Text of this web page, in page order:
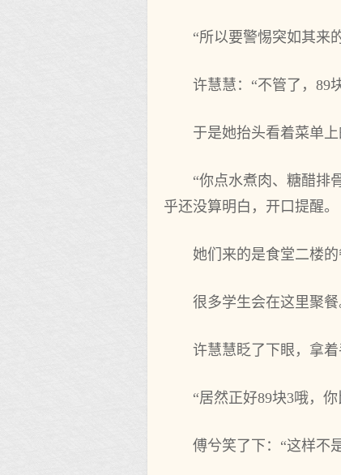
“所以要警惕突如其来
许慧慧：“不管了，89
于是她抬头看着菜单
“你点水煮肉、糖醋排
乎还没算明白，开口提醒。
她们来的是食堂二楼
很多学生会在这里聚餐
许慧慧眨了下眼，拿着
“居然正好89块3哦，
傅兮笑了下：“这样不